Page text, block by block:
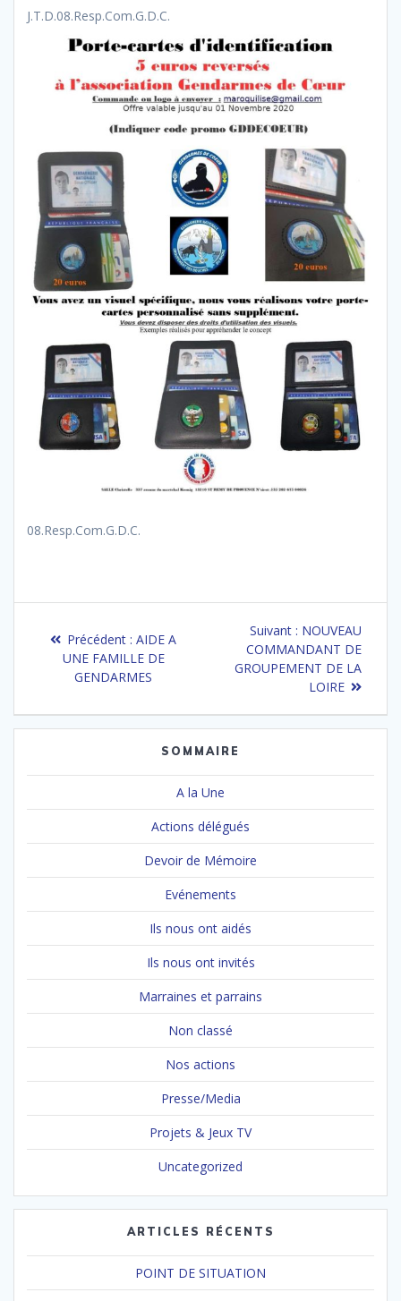
J.T.D.08.Resp.Com.G.D.C.
08.Resp.Com.G.D.C.
Précédent : Article
précédent
:
AIDE A
UNE FAMILLE DE
GENDARMES
Suivant : Article
suivant
:
NOUVEAU
COMMANDANT DE
GROUPEMENT DE LA
LOIRE
SOMMAIRE
A la Une
Actions délégués
Devoir de Mémoire
Evénements
Ils nous ont aidés
Ils nous ont invités
Marraines et parrains
Non classé
Nos actions
Presse/Media
Projets & Jeux TV
Uncategorized
ARTICLES RÉCENTS
POINT DE SITUATION